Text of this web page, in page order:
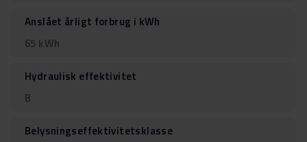
Anslået årligt forbrug i kWh
65 kWh
Hydraulisk effektivitet
B
Belysningseffektivitetsklasse